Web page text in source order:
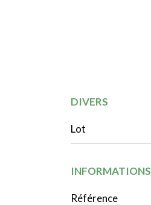
DIVERS
Lot
INFORMATIONS
Référence